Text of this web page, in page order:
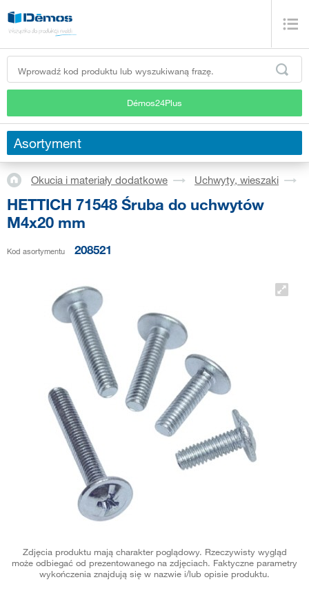
Démos24Plus
Asortyment
Okucia i materiały dodatkowe Uchwyty, wieszaki
HETTICH 71548 Śruba do uchwytów
M4x20 mm
Kod asortymentu 208521
Zdjęcia produktu mają charakter poglądowy. Rzeczywisty wygląd
może odbiegać od prezentowanego na zdjęciach. Faktyczne parametry
wykończenia znajdują się w nazwie i/lub opisie produktu.